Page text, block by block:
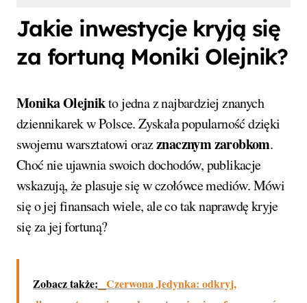
Jakie inwestycje kryją się
za fortuną Moniki Olejnik?
Monika Olejnikto jedna z najbardziej znanych
dziennikarek w Polsce. Zyskała popularność dzięki
swojemu warsztatowi orazznacznym zarobkom.
Choć nie ujawnia swoich dochodów, publikacje
wskazują, że plasuje się w czołówce mediów. Mówi
się o jej finansach wiele, ale co tak naprawdę kryje
się za jej fortuną?
Zobacz także: Czerwona Jedynka: odkryj,